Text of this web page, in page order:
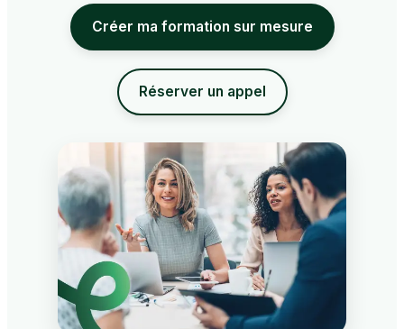
Créer ma formation sur mesure
Réserver un appel